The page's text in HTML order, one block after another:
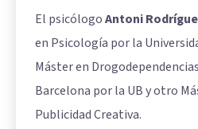
El psicólogoAntoni
en Psicología por la
Máster en
Barcelona por la UB y otro
Publicidad Creativa.